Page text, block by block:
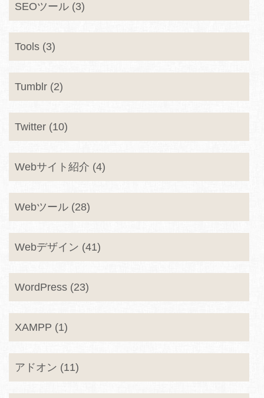
SEOツール (3)
Tools (3)
Tumblr (2)
Twitter (10)
Webサイト紹介 (4)
Webツール (28)
Webデザイン (41)
WordPress (23)
XAMPP (1)
アドオン (11)